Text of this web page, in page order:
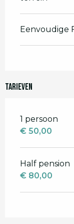
Eenvoudige
Tarieven
Tarieven 2026
1 persoon
€ 50,00
Half pension
€ 80,00